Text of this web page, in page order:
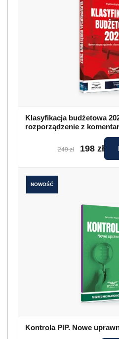
Klasyfikacja budżetowa
rozporządzenie z
249 zł 198 zł
NOWOŚĆ
Kontrola PIP. Nowe